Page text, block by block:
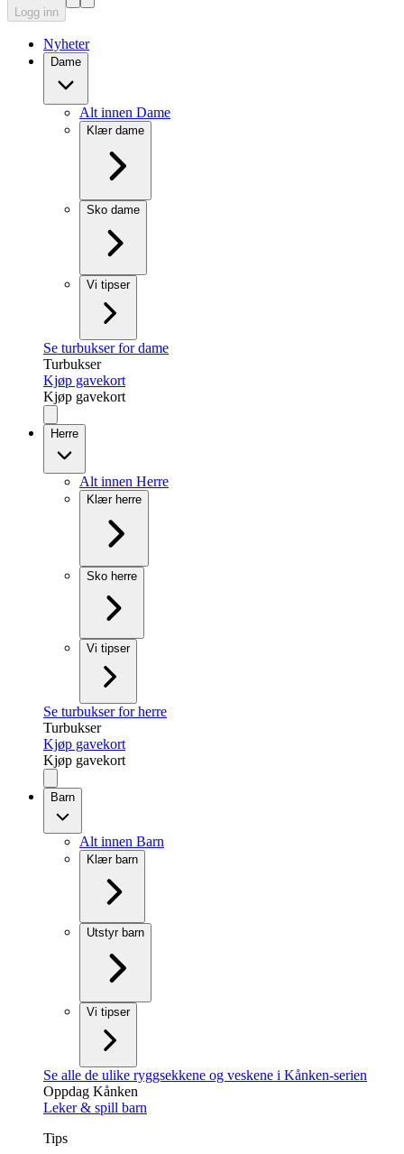
Logg inn
Nyheter
Dame
Alt innen Dame
Klær dame
Sko dame
Vi tipser
Se turbukser for dame
Turbukser
Kjøp gavekort
Kjøp gavekort
Herre
Alt innen Herre
Klær herre
Sko herre
Vi tipser
Se turbukser for herre
Turbukser
Kjøp gavekort
Kjøp gavekort
Barn
Alt innen Barn
Klær barn
Utstyr barn
Vi tipser
Se alle de ulike ryggsekkene og veskene i Kånken-serien
Oppdag Kånken
Leker & spill barn
Tips